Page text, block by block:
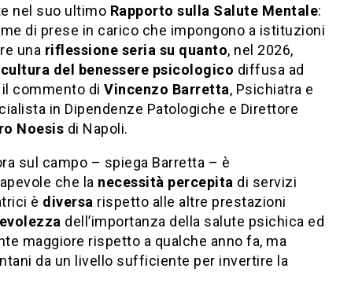
nel suo ultimo Rapporto sulla Salute Mentale:
di prese in carico che impongono a istituzioni
una riflessione seria su quanto, nel 2026,
del benessere psicologico diffusa ad
commento di Vincenzo Barretta, Psichiatra e
in Dipendenze Patologiche e Direttore
Noesis di Napoli.
sul campo – spiega Barretta – è
che la necessità percepita di servizi
è diversa rispetto alle altre prestazioni
dell’importanza della salute psichica ed
maggiore rispetto a qualche anno fa, ma
da un livello sufficiente per invertire la